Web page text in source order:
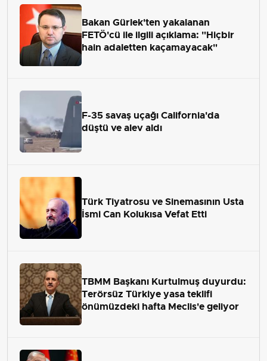
Bakan Gürlek'ten yakalanan
FETÖ'cü ile ilgili açıklama: "Hiçbir
hain adaletten kaçamayacak"
F-35 savaş uçağı California'da
düştü ve alev aldı
Türk Tiyatrosu ve Sinemasının Usta
İsmi Can Kolukısa Vefat Etti
TBMM Başkanı Kurtulmuş duyurdu:
Terörsüz Türkiye yasa teklifi
önümüzdeki hafta Meclis'e geliyor